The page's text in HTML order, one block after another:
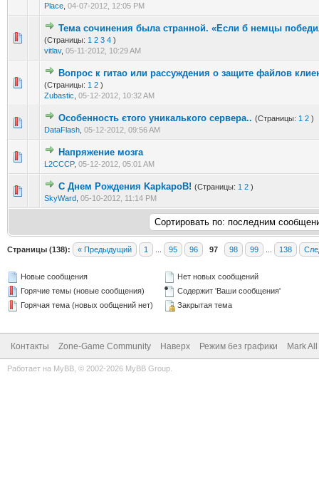
Place 04-07-2012, 12:05 PM
Тема сочинения была странной. «Если б немцы
(Страницы: 1 2 3 4 )
vitlav, 05-11-2012, 10:29 AM
0 голос(ов) - 0 из 5 в среднем
12
Вопрос к гитао или рассуждения о защите файлов
(Страницы: 1 2 )
Zubastic 05-12-2012, 10:32 AM
0 голос(ов) - 0 из 5 в среднем
Особенность єтого уникалького сервера.. (Страницы: 1 2 )
DataFlash 05-12-2012, 09:56 AM
0 голос(ов) - 0 из 5 в среднем
12 345
Напряжение мозга
L2CCCP, 05-12-2012, 05:01 AM
0 голос(ов) - 0 из 5 в среднем
1 2345
С Днем Рождения KapkapoB! (Страницы: 1 2 )
SkyWard 05-10-2012, 11:14 PM
0 голос(ов) - 0 из 5 в среднем
12345
Страницы (138): « Предыдущий 1 95 96 97 98 99 138
Новые сообщения
Горячие темы (новые сообщения)
Горячая тема (новых ообщений нет)
Нет новых сообщений
Содержит 'Ваши сообщения'
Закрытая тема
Контакты Zone-Game Community Наверх Режим без графики Mark
Работает на MyBB , © 2002-2026 MyBB Group